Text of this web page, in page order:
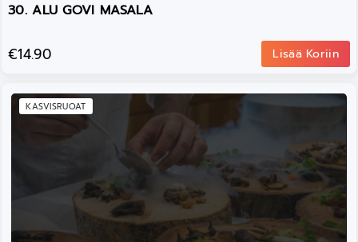
30. ALU GOVI MASALA
€14.90 Lisää Koriin
KASVISRUOAT